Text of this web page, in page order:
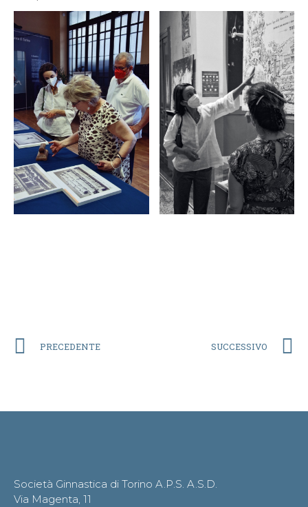
PRECEDENTE SUCCESSIVO
Società Ginnastica di Torino A.P.S. A.S.D.
Via Magenta, 11